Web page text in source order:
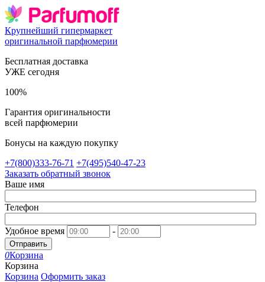
Крупнейший гипермаркет
оригинальной парфюмерии
Бесплатная доставка
УЖЕ сегодня
100%
Гарантия оригинальности
всей парфюмерии
Бонусы на каждую покупку
+7(800)333-76-71 +7(495)540-47-23
Заказать обратный звонок
Ваше имя
Телефон
Удобное время -
Отправить
0Корзина
Корзина
Корзина Оформить заказ